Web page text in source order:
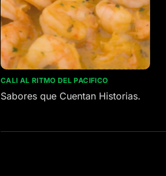
CALI AL RITMO DEL PACIFICO
Sabores que Cuentan Historias.